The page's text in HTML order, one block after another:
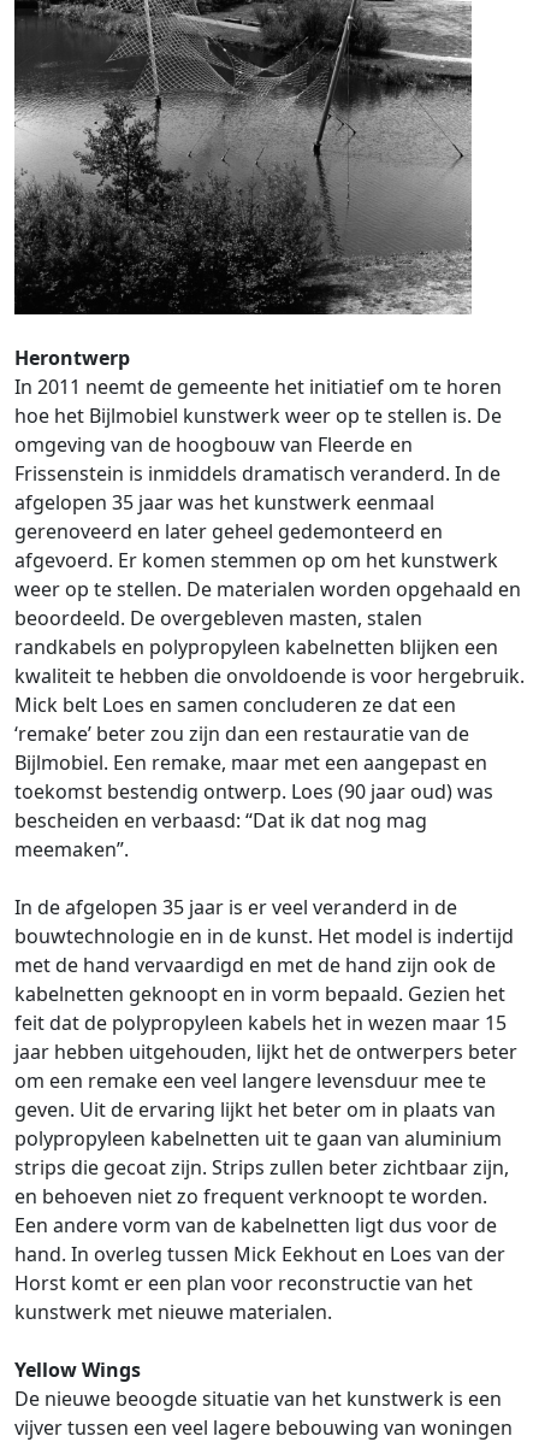
Herontwerp
In 2011 neemt de gemeente het initiatief om te horen
hoe het Bijlmobiel kunstwerk weer op te stellen is. De
omgeving van de hoogbouw van Fleerde en
Frissenstein is inmiddels dramatisch veranderd. In de
afgelopen 35 jaar was het kunstwerk eenmaal
gerenoveerd en later geheel gedemonteerd en
afgevoerd. Er komen stemmen op om het kunstwerk
weer op te stellen. De materialen worden opgehaald en
beoordeeld. De overgebleven masten, stalen
randkabels en polypropyleen kabelnetten blijken een
kwaliteit te hebben die onvoldoende is voor hergebruik.
Mick belt Loes en samen concluderen ze dat een
‘remake’ beter zou zijn dan een restauratie van de
Bijlmobiel. Een remake, maar met een aangepast en
toekomst bestendig ontwerp. Loes (90 jaar oud) was
bescheiden en verbaasd: “Dat ik dat nog mag
meemaken”.
In de afgelopen 35 jaar is er veel veranderd in de
bouwtechnologie en in de kunst. Het model is indertijd
met de hand vervaardigd en met de hand zijn ook de
kabelnetten geknoopt en in vorm bepaald. Gezien het
feit dat de polypropyleen kabels het in wezen maar 15
jaar hebben uitgehouden, lijkt het de ontwerpers beter
om een remake een veel langere levensduur mee te
geven. Uit de ervaring lijkt het beter om in plaats van
polypropyleen kabelnetten uit te gaan van aluminium
strips die gecoat zijn. Strips zullen beter zichtbaar zijn,
en behoeven niet zo frequent verknoopt te worden.
Een andere vorm van de kabelnetten ligt dus voor de
hand. In overleg tussen Mick Eekhout en Loes van der
Horst komt er een plan voor reconstructie van het
kunstwerk met nieuwe materialen.
Yellow Wings
De nieuwe beoogde situatie van het kunstwerk is een
vijver tussen een veel lagere bebouwing van woningen